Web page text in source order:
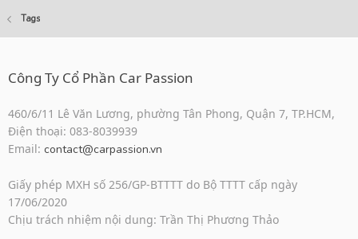
Tags
Công Ty Cổ Phần Car Passion
460/6/11 Lê Văn Lương, phường Tân Phong, Quận 7, TP.HCM,
Điện thoại: 083-8039939
Email: contact@carpassion.vn
Giấy phép MXH số 256/GP-BTTTT do Bộ TTTT cấp ngày
17/06/2020
Chịu trách nhiệm nội dung: Trần Thị Phương Thảo